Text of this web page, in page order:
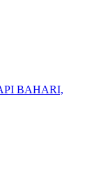
BAHARI,